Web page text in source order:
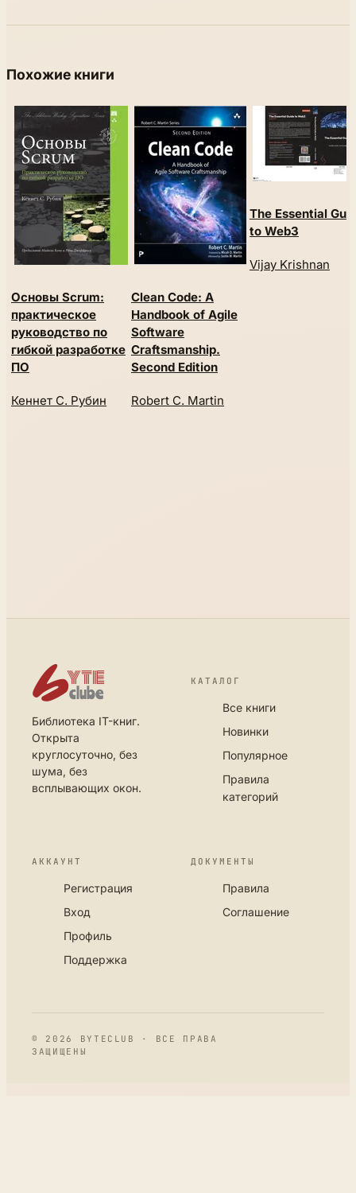
Похожие книги
Основы Scrum:
практическое
руководство по
гибкой разработке
ПО
Кеннет С. Рубин
Clean Code: A
Handbook of Agile
Software
Craftsmanship.
Second Edition
Robert C. Martin
The Essential
to Web3
Vijay Krishnan
Библиотека IT-книг.
Открыта
круглосуточно, без
шума, без
всплывающих окон.
КАТАЛОГ
Все книги
Новинки
Популярное
Правила
категорий
АККАУНТ
Регистрация
Вход
Профиль
Поддержка
ДОКУМЕНТЫ
Правила
Соглашение
© 2026 BYTECLUB · ВСЕ ПРАВА
ЗАЩИЩЕНЫ